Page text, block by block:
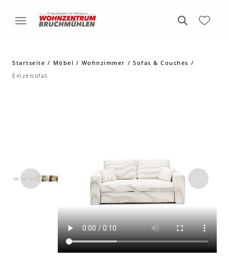
Startseite Möbel Wohnzimmer
Sofas & Couches
Einzelsofas